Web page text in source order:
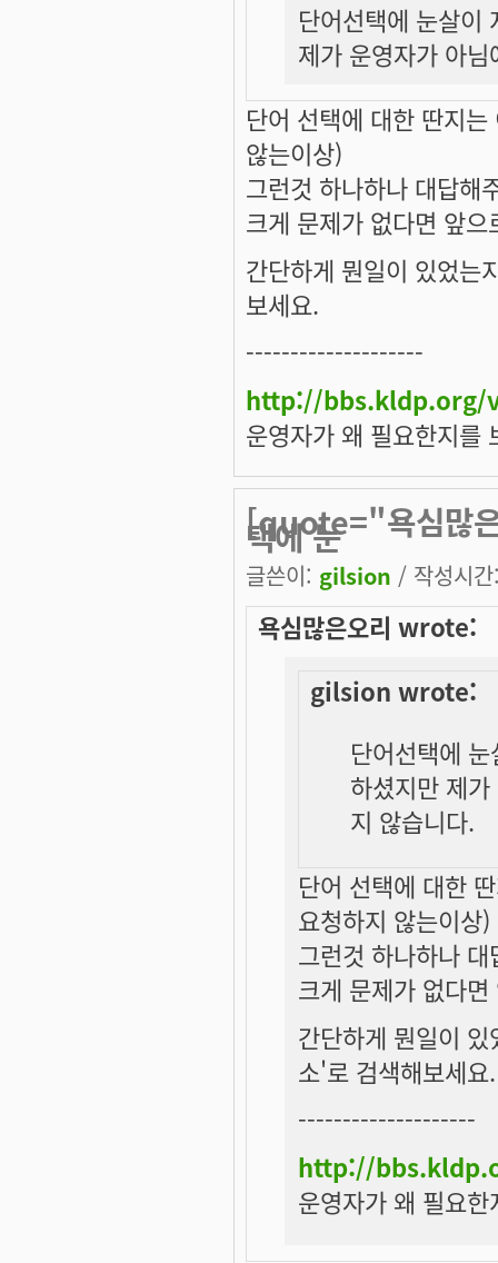
단어선택에 눈살이
제가 운영자가 아
단어 선택에 대한 딴지
않는이상)
그런것 하나하나 대답해
크게 문제가 없다면 앞
간단하게 뭔일이 있었는
보세요.
--------------------
http://bbs.kldp.org/
운영자가 왜 필요한지를
[quote="욕심많
택에 눈
글쓴이: gilsion / 작성시
욕심많은오리 wrote:
gilsion wrote:
단어선택에
하셨지만 제
지 않습니다.
단어 선택에 대한
요청하지 않는이상)
그런것 하나하나
크게 문제가 없다
간단하게 뭔일이
소'로 검색해보세요.
--------------------
http://
운영자가 왜 필요